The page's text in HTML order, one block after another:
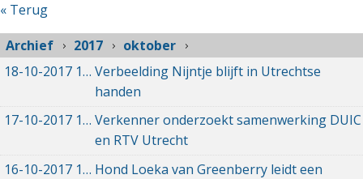
« Terug
Archief
2017
oktober
18-10-2017 18-10-2017 16:38
Verbeelding Nijntje blijft in Utrechtse
handen
17-10-2017 17-10-2017 13:53
Verkenner onderzoekt samenwerking DUIC
en RTV Utrecht
16-10-2017 16-10-2017 14:10
Hond Loeka van Greenberry leidt een